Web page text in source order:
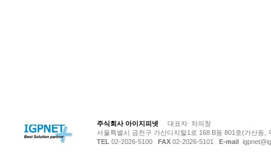
주식회사 아이지피넷 대표자 차의창
서울특별시 금천구 가산디지털1로 168 B동 801호(가산동
TEL 02-2026-5100 FAX 02-2026-5101 E-mail
© Copyright 저작권 보호 대상입니다.